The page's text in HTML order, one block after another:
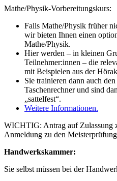
Mathe/Physik-Vorbereitungskurs:
Falls Mathe/Physik früher
wir bieten Ihnen einen
Mathe/Physik.
Hier werden – in kleinen
Teilnehmer:innen – die
mit Beispielen aus der
Sie trainieren dann auch
Taschenrechner und sind
„sattelfest“.
Weitere Informationen.
WICHTIG: Antrag auf Zulassung
Anmeldung zu den
Handwerkskammer:
Sie selbst müssen bei der